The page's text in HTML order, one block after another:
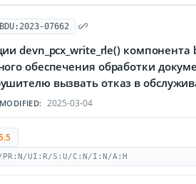
BDU:2023-07662
devn_pcx_write_rle() компонента
обеспечения обработки
вызвать отказ в
MODIFIED: 2025-03-04
PR:N/UI:R/S:U/C:N/I:N/A:H